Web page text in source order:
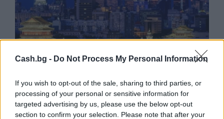
Cash.bg - Do Not Process My Personal Information
If you wish to opt-out of the sale, sharing to third parties, or
processing of your personal or sensitive information for
targeted advertising by us, please use the below opt-out
section to confirm your selection. Please note that after your
Пекин е обявен за Световна столица
06.08.2026 / 17:30